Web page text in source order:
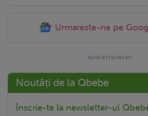
Urmareste-ne pe
Noutăți de la Qbebe
Înscrie-te la newsletter-ul